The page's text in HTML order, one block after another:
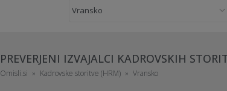
PREVERJENI IZVAJALCI KADROVSKIH
Omisli.si Kadrovske storitve (HRM) Vransko